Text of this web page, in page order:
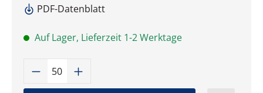
PDF-Datenblatt
Auf Lager, Lieferzeit 1-2 Werktage
Produkt Anzahl: Gib den